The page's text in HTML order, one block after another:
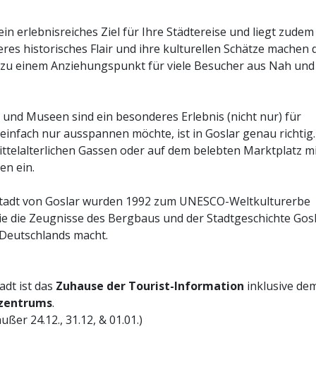
erlebnisreiches Ziel für Ihre Städtereise und liegt
historisches Flair und ihre kulturellen Schätze machen
zu einem Anziehungspunkt für viele Besucher aus Nah und
Museen sind ein besonderes Erlebnis (nicht nur) für
nur ausspannen möchte, ist in Goslar genau
Gassen oder auf dem belebten Marktplatz
ein.
von Goslar wurden 1992 zum UNESCO-Weltkulturerbe
die Zeugnisse des Bergbaus und der Stadtgeschichte
macht.
ist das Zuhause der Tourist-Information inklusive
.
24.12., 31.12, & 01.01.)